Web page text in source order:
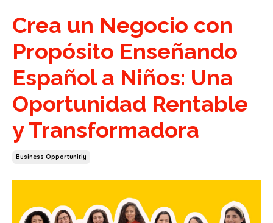
Crea un Negocio con
Propósito Enseñando
Español a Niños: Una
Oportunidad Rentable
y Transformadora
Business Opportunitiy